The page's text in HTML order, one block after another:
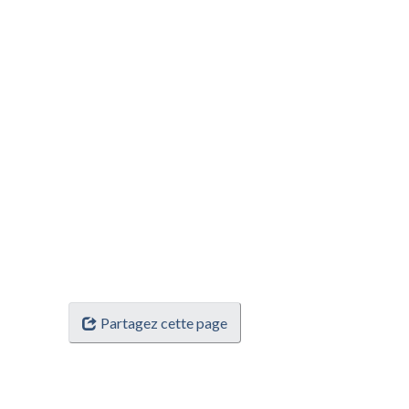
Partagez cette page